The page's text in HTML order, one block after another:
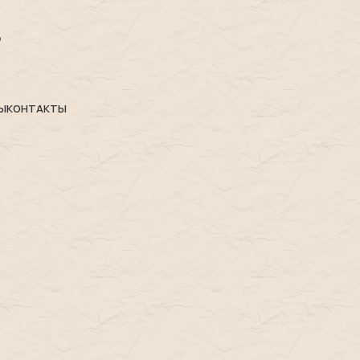
КОНТАКТЫ